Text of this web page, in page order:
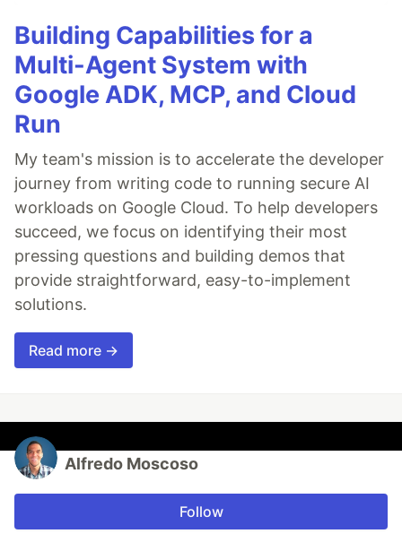
Building Capabilities for a
Multi-Agent System with
Google ADK, MCP, and Cloud
Run
My team's mission is to accelerate the developer
journey from writing code to running secure AI
workloads on Google Cloud. To help developers
succeed, we focus on identifying their most
pressing questions and building demos that
provide straightforward, easy-to-implement
solutions.
Read more →
Alfredo Moscoso
Follow